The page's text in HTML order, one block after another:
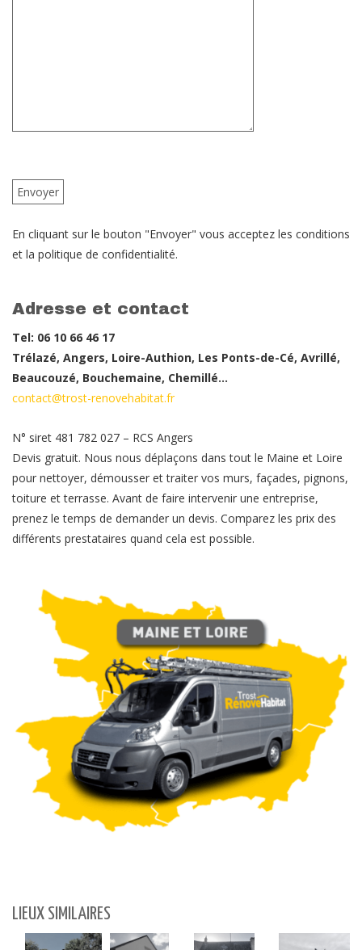
En cliquant sur le bouton "Envoyer" vous acceptez les conditions
et la politique de confidentialité.
Adresse et contact
Tel: 06 10 66 46 17
Trélazé, Angers, Loire-Authion, Les Ponts-de-Cé, Avrillé,
Beaucouzé, Bouchemaine, Chemillé…
contact@trost-renovehabitat.fr
N° siret 481 782 027 – RCS Angers
Devis gratuit. Nous nous déplaçons dans tout le Maine et Loire
pour nettoyer, démousser et traiter vos murs, façades, pignons,
toiture et terrasse. Avant de faire intervenir une entreprise,
prenez le temps de demander un devis. Comparez les prix des
différents prestataires quand cela est possible.
LIEUX SIMILAIRES